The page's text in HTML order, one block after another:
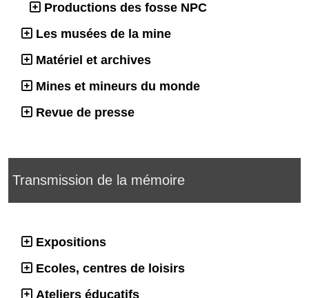
Productions des fosse NPC
Les musées de la mine
Matériel et archives
Mines et mineurs du monde
Revue de presse
Transmission de la mémoire
Expositions
Ecoles, centres de loisirs
Ateliers éducatifs